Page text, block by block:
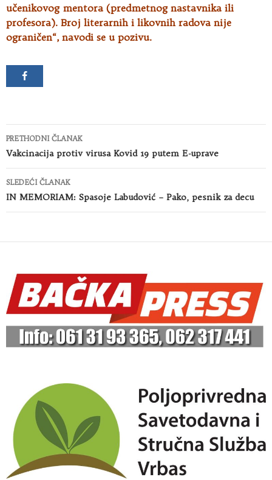
učenikovog mentora (predmetnog nastavnika ili
profesora). Broj literarnih i likovnih radova nije
ograničen“, navodi se u pozivu.
Kretanje
članaka
PRETHODNI ČLANAK
Vakcinacija protiv virusa Kovid 19 putem E-uprave
SLEDEĆI ČLANAK
IN MEMORIAM: Spasoje Labudović – Pako, pesnik za decu